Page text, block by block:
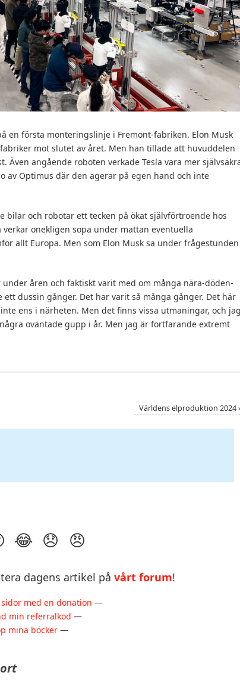
en första monteringslinje i Fremont-fabriken. Elon Musk
mot slutet av året. Men han tillade att huvuddelen
Även angående roboten verkade Tesla vara mer
av Optimus där den agerar på egen hand och inte
bilar och robotar ett tecken på ökat självförtroende hos
verkar onekligen sopa under mattan eventuella
allt Europa. Men som Elon Musk sa under frågestunden
åren och faktiskt varit med om många nära-döden-
dussin gånger. Det har varit så många gånger. Det här
ens i närheten. Men det finns vissa utmaningar, och
oväntade gupp i år. Men jag är fortfarande extremt
Världens elproduktion 2024
dagens artikel på vårt forum!
med en donation —
min referralkod —
mina böcker—